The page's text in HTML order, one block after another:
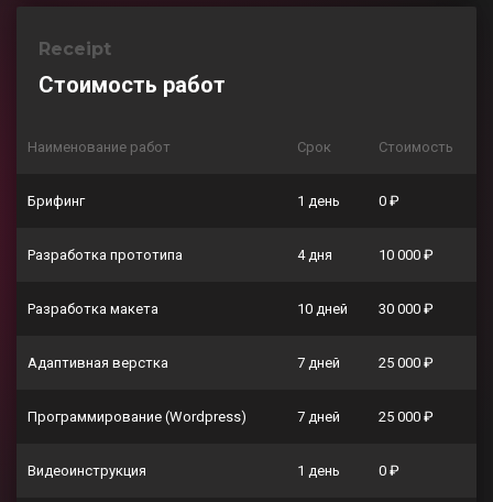
Receipt
Стоимость работ
Наименование работ Срок Стоимость
Брифинг 1 день 0 ₽
Разработка прототипа 4 дня 10 000 ₽
Разработка макета 10 дней 30 000 ₽
Адаптивная верстка 7 дней 25 000 ₽
Программирование (Wordpress) 7 дней 25 000 ₽
Видеоинструкция 1 день 0 ₽